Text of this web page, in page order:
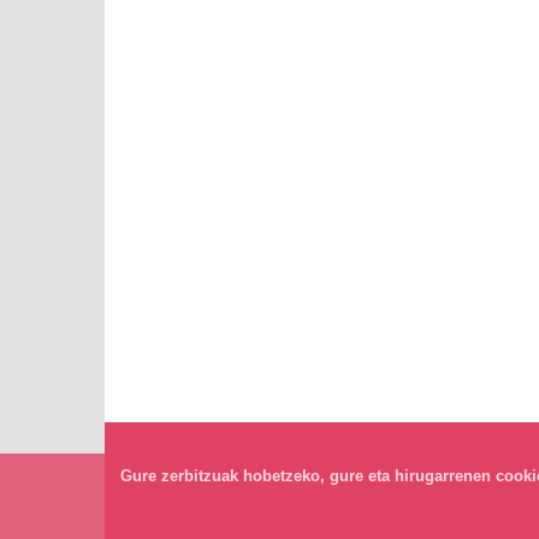
Gure zerbitzuak hobetzeko, gure eta hirugarrenen